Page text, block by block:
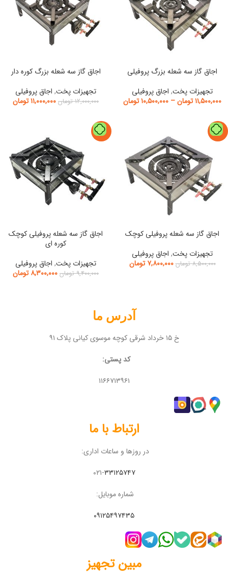
اجاق گاز سه شعله بزرگ پروفیلی
تجهیزات پخت, اجاق پروفیلی
۱۱,۵۰۰,۰۰۰تومان– ۱۰,۵۰۰,۰۰۰تومان
اجاق گاز سه شعله بزرگ کوره دار
تجهیزات پخت, اجاق پروفیلی
۱۲,۰۰۰,۰۰۰ تومان ۱۱,۰۰۰,۰۰۰تومان
-8%
اجاق گاز سه شعله پروفیلی کوچک
تجهیزات پخت, اجاق پروفیلی
۸,۵۰۰,۰۰۰ تومان ۷,۸۰۰,۰۰۰ تومان
-12%
اجاق گاز سه شعله پروفیلی کوچک
کوره ای
تجهیزات پخت, اجاق پروفیلی
۹,۴۰۰,۰۰۰ تومان ۸,۳۰۰,۰۰۰ تومان
آدرس ما
خ ۱۵ خرداد شرقی کوچه موسوی کیانی پلاک ۹۱
کد پستی:
۱۱۶۶۷۱۳۹۶۱
ارتباط با ما
در روزها و ساعات اداری:
۰۲۱-۳۳۱۲۵۷۴۷
شماره موبایل:
۰۹۱۲۵۴۹۷۴۳۵
مبین تجهیز